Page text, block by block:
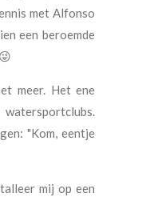
met Alfonso
een beroemde
meer. Het ene
"Kom, eentje
mij op een